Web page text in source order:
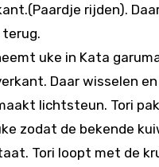
rijden).
uke in Kata
Daar wisselen
lichtsteun. Tori
zodat de bekende
Tori loopt met de